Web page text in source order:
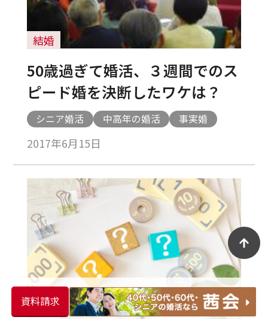
資料請求
結婚
50歳過ぎて婚活、３週間でのス
ピード婚を決断したワケは？
シニア婚活 中高年の婚活 事実婚
2017年6月15日
婚活